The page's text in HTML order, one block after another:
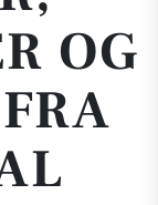
OG